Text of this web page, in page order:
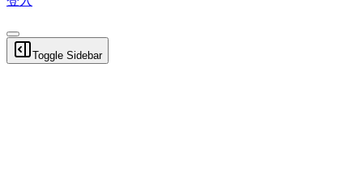
Toggle Sidebar